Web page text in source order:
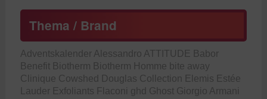
Thema / Brand
Adventskalender Alessandro ATTITUDE Babor
Benefit Biotherm Biotherm Homme bite away
Clinique Cowshed Douglas Collection Elemis Estée
Lauder Exfoliants Flaconi ghd Ghost Giorgio Armani